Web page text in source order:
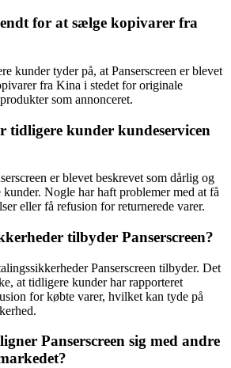
for at sælge kopivarer fra
kunder tyder på, at Panserscreen er blevet
fra Kina i stedet for originale
som annonceret.
tidligere kunder kundeservicen
er blevet beskrevet som dårlig og
Nogle har haft problemer med at få
eller få refusion for returnerede varer.
tilbyder Panserscreen?
Panserscreen tilbyder. Det
at tidligere kunder har rapporteret
for købte varer, hvilket kan tyde på
Panserscreen sig med andre